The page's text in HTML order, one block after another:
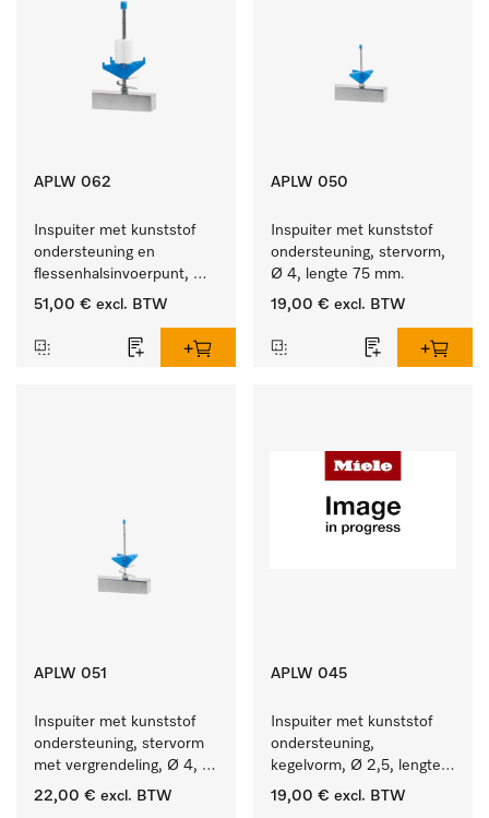
APLW 062
Inspuiter met kunststof
ondersteuning en
flessenhalsinvoerpunt,
ster, Ø 6, lengte 135 mm.
51,00 € excl. BTW
APLW 050
Inspuiter met kunststof
ondersteuning, stervorm,
Ø 4, lengte 75 mm.
19,00 € excl. BTW
APLW 051
Inspuiter met kunststof
ondersteuning, stervorm
met vergrendeling, Ø 4,
lengte 110 mm.
22,00 € excl. BTW
APLW 045
Inspuiter met kunststof
ondersteuning,
kegelvorm, Ø 2,5, lengte
80 mm.
19,00 € excl. BTW